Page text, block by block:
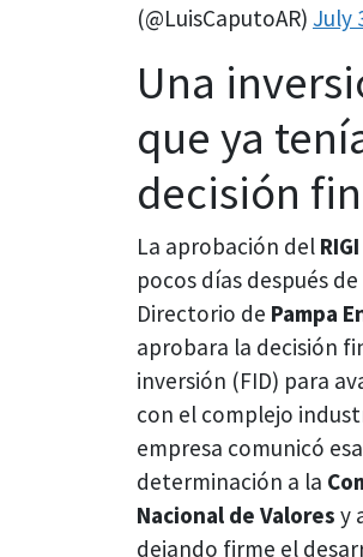
(@LuisCaputoAR) July
Una
que ya
decisión
La aprobación del RIGI
pocos días después
Directorio de Pampa
aprobara la decisión
inversión (FID) para
con el complejo
empresa comunicó esa
determinación a la
Nacional de Valores y
dejando firme el